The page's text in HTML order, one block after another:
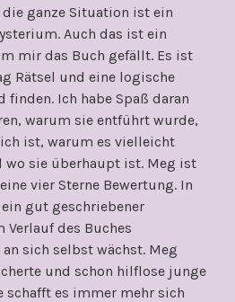
ganze Situation ist ein
Auch das ist ein
mir das Buch gefällt. Es ist
Rätsel und eine logische
finden. Ich habe Spaß daran
warum sie entführt wurde,
ist, warum es vielleicht
wo sie überhaupt ist. Meg ist
vier Sterne Bewertung. In
gut geschriebener
Verlauf des Buches
sich selbst wächst. Meg
und schon hilflose junge
schafft es immer mehr sich